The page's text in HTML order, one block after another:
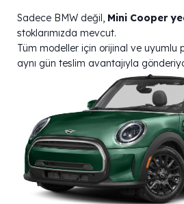
Sadece BMW değil, Mini Cooper
stoklarımızda mevcut.
Tüm modeller için orijinal ve uyumlu
aynı gün teslim avantajıyla